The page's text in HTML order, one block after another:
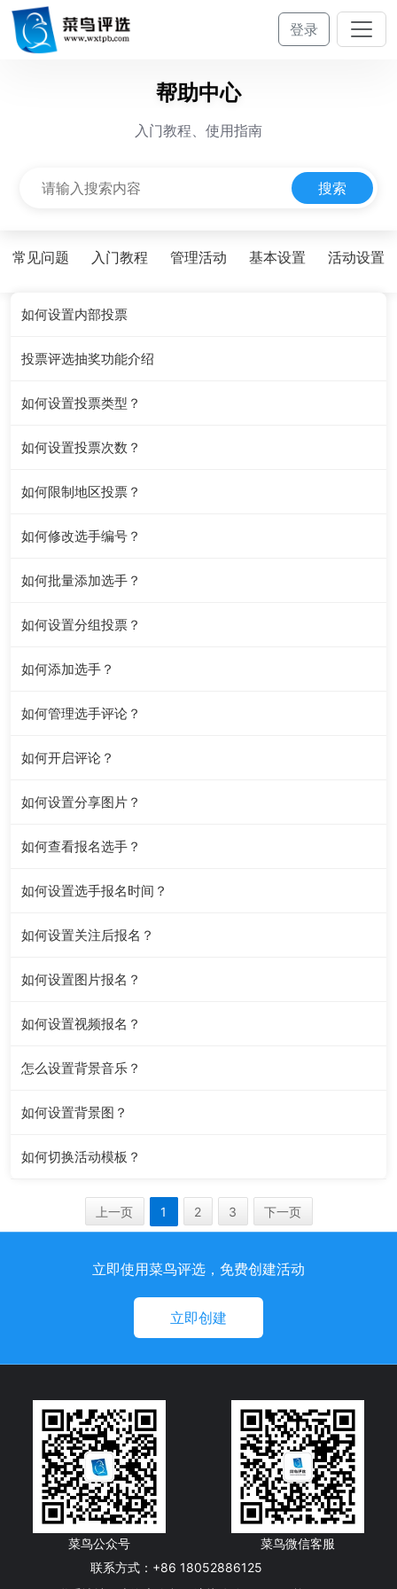
登录
帮助中心
入门教程、使用指南
常见问题 入门教程 管理活动 基本设置 活动设置
如何设置内部投票
投票评选抽奖功能介绍
如何设置投票类型？
如何设置投票次数？
如何限制地区投票？
如何修改选手编号？
如何批量添加选手？
如何设置分组投票？
如何添加选手？
如何管理选手评论？
如何开启评论？
如何设置分享图片？
如何查看报名选手？
如何设置选手报名时间？
如何设置关注后报名？
如何设置图片报名？
如何设置视频报名？
怎么设置背景音乐？
如何设置背景图？
如何切换活动模板？
上一页 1 2 3 下一页
立即使用菜鸟评选，免费创建活动
立即创建
菜鸟公众号
菜鸟微信客服
联系方式：+86 18052886125